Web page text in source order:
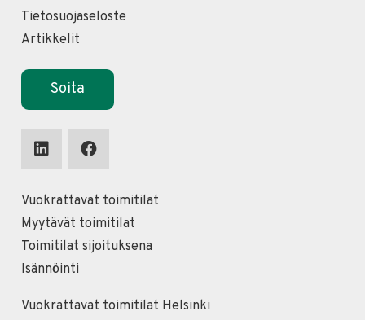
Tietosuojaseloste
Artikkelit
Soita
Vuokrattavat toimitilat
Myytävät toimitilat
Toimitilat sijoituksena
Isännöinti
Vuokrattavat toimitilat Helsinki